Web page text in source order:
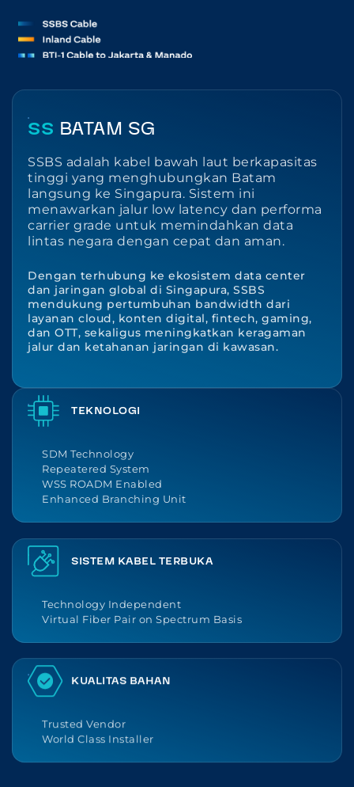
SS BATAM SG
SSBS adalah kabel bawah laut berkapasitas
tinggi yang menghubungkan Batam
langsung ke Singapura. Sistem ini
menawarkan jalur low latency dan performa
carrier grade untuk memindahkan data
lintas negara dengan cepat dan aman.
Dengan terhubung ke ekosistem data center
dan jaringan global di Singapura, SSBS
mendukung pertumbuhan bandwidth dari
layanan cloud, konten digital, fintech, gaming,
dan OTT, sekaligus meningkatkan keragaman
jalur dan ketahanan jaringan di kawasan.
TEKNOLOGI
SDM Technology
Repeatered System
WSS ROADM Enabled
Enhanced Branching Unit
SISTEM KABEL TERBUKA
Technology Independent
Virtual Fiber Pair on Spectrum Basis
KUALITAS BAHAN
Trusted Vendor
World Class Installer